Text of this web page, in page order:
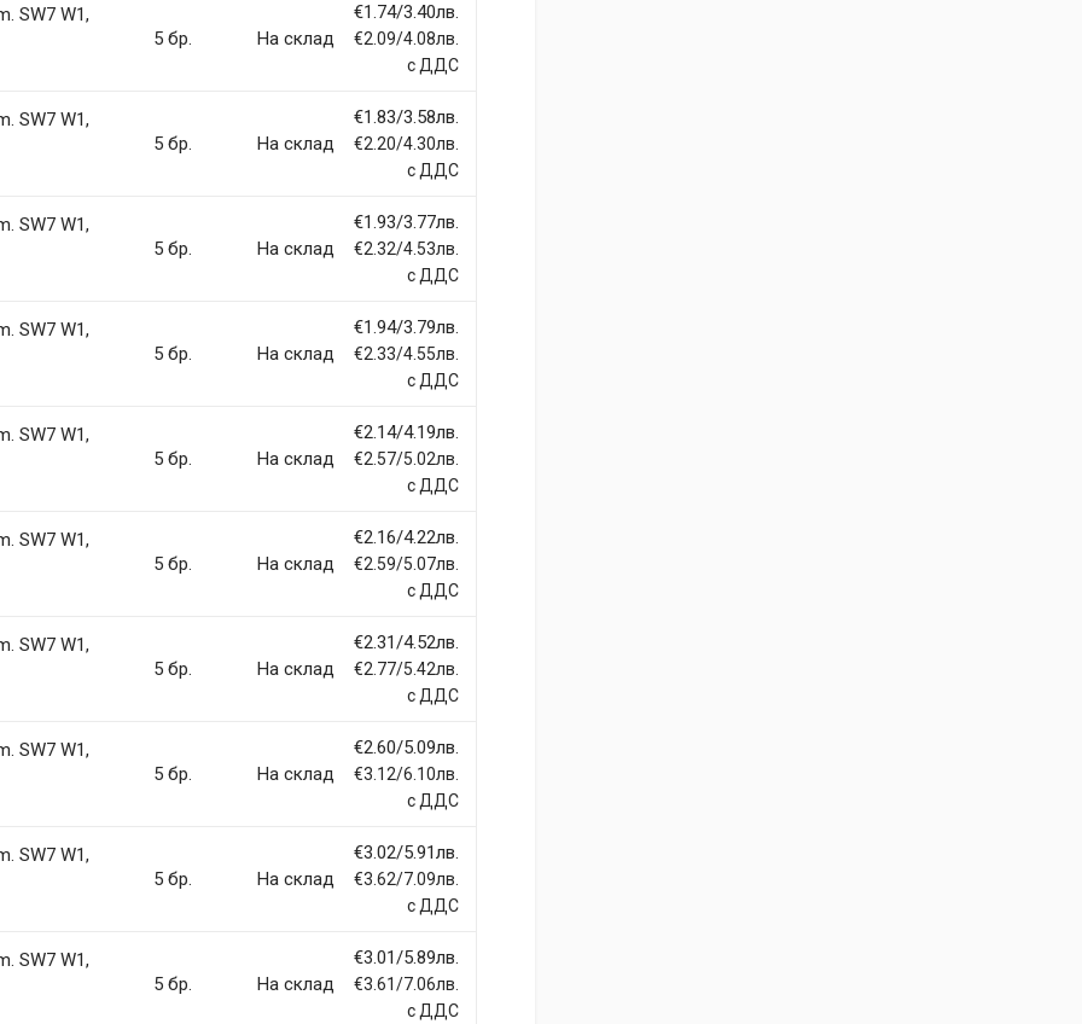
hendrerit eros laoreet suscipit ultrices.
Email Address
SW7 W1,
5 бр. На склад
€1.74/3.40лв.
€2.09/4.08лв.
с ДДС
SW7 W1,
5 бр. На склад
€1.83/3.58лв.
€2.20/4.30лв.
с ДДС
SW7 W1,
5 бр. На склад
€1.93/3.77лв.
€2.32/4.53лв.
с ДДС
SW7 W1,
5 бр. На склад
€1.94/3.79лв.
€2.33/4.55лв.
с ДДС
SW7 W1,
5 бр. На склад
€2.14/4.19лв.
€2.57/5.02лв.
с ДДС
SW7 W1,
5 бр. На склад
€2.16/4.22лв.
€2.59/5.07лв.
с ДДС
SW7 W1,
5 бр. На склад
€2.31/4.52лв.
€2.77/5.42лв.
с ДДС
SW7 W1,
5 бр. На склад
€2.60/5.09лв.
€3.12/6.10лв.
с ДДС
SW7 W1,
5 бр. На склад
€3.02/5.91лв.
€3.62/7.09лв.
с ДДС
SW7 W1,
5 бр. На склад
€3.01/5.89лв.
€3.61/7.06лв.
с ДДС